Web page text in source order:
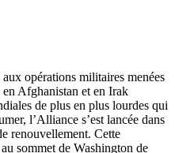
opérations militaires menées
Afghanistan et en Irak
de plus en plus lourdes qui
l’Alliance s’est lancée dans
renouvellement. Cette
sommet de Washington de